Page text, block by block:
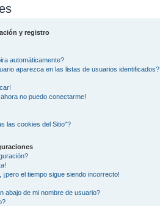
y registro
automáticamente?
aparezca en las listas de usuarios identificados?
no puedo conectarme!
las cookies del Sitio"?
el tiempo sigue siendo incorrecto!
abajo de mi nombre de usuario?